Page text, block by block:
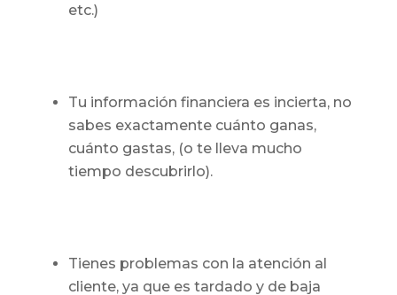
etc.)
Tu información financiera es incierta, no
sabes exactamente cuánto ganas,
cuánto gastas, (o te lleva mucho
tiempo descubrirlo).
Tienes problemas con la atención al
cliente, ya que es tardado y de baja